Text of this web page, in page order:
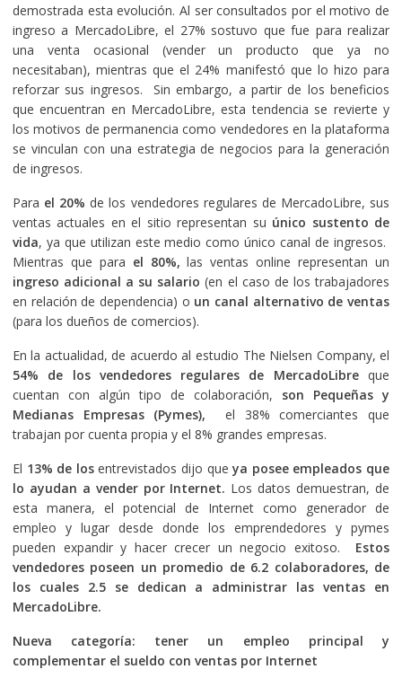
demostrada esta evolución. Al ser consultados por el motivo de
ingreso a MercadoLibre, el 27% sostuvo que fue para realizar
una venta ocasional (vender un producto que ya no
necesitaban), mientras que el 24% manifestó que lo hizo para
reforzar sus ingresos. Sin embargo, a partir de los beneficios
que encuentran en MercadoLibre, esta tendencia se revierte y
los motivos de permanencia como vendedores en la plataforma
se vinculan con una estrategia de negocios para la generación
de ingresos.
Para el 20% de los vendedores regulares de MercadoLibre, sus
ventas actuales en el sitio representan su único sustento de
vida, ya que utilizan este medio como único canal de ingresos.
Mientras que para el 80%, las ventas online representan un
ingreso adicional a su salario (en el caso de los trabajadores
en relación de dependencia) o un canal alternativo de ventas
(para los dueños de comercios).
En la actualidad, de acuerdo al estudio The Nielsen Company, el
54% de los vendedores regulares de MercadoLibreque
cuentan con algún tipo de colaboración, son Pequeñas y
Medianas Empresas (Pymes), el 38% comerciantes que
trabajan por cuenta propia y el 8% grandes empresas.
El 13% de losentrevistados dijo que ya posee empleados que
lo ayudan a vender por Internet. Los datos demuestran, de
esta manera, el potencial de Internet como generador de
empleo y lugar desde donde los emprendedores y pymes
pueden expandir y hacer crecer un negocio exitoso. Estos
vendedores poseen un promedio de 6.2 colaboradores, de
los cuales 2.5 se dedican a administrar las ventas en
MercadoLibre.
Nueva categoría: tener un empleo principal y
complementar el sueldo con ventas por Internet